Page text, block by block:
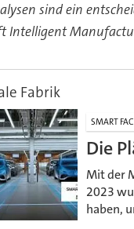
sind ein
Intelligent
Fabrik
SMART
Die
Mit der
2023
haben,